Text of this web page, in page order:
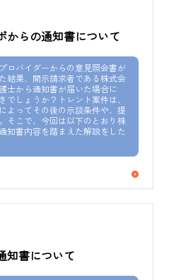
からの通知書について
ロバイダーからの意見照会書が
結果、開示請求者である株式会
士から通知書が届いた場合に
でしょうか？トレント案件は、
よってその後の示談条件や、提
そこで、今回は以下のとおり株
知書内容を踏まえた解説をした
知書について